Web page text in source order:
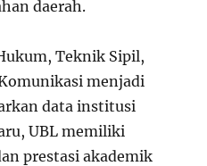
daerah.
Teknik Sipil,
menjadi
data institusi
UBL memiliki
prestasi akademik